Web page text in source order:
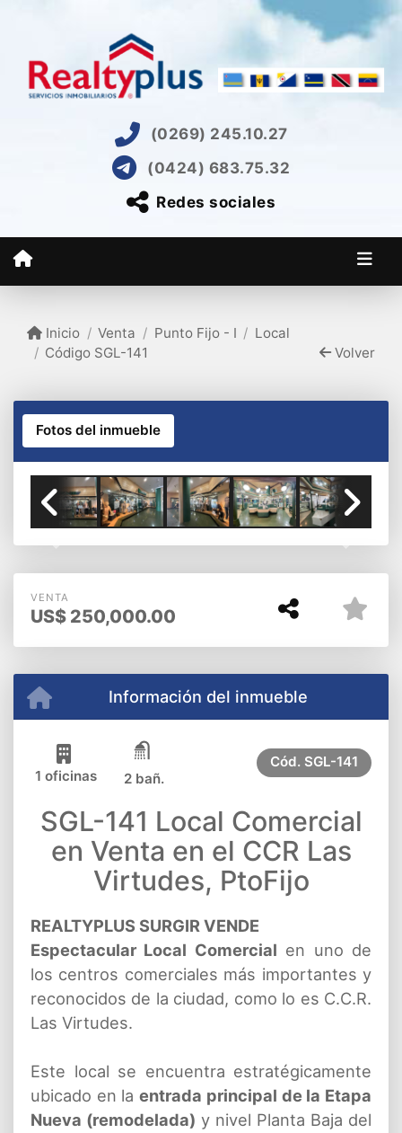
(0269) 245.10.27
(0424) 683.75.32
Redes sociales
Inicio Venta Punto Fijo - I
Local
Código SGL-141
Volver
Fotos del inmueble
VENTA
US$ 250,000.00
Información del inmueble
1 oficinas 2 bañ.
Cód. SGL-141
SGL-141 Local Comercial
en Venta en el CCR Las
Virtudes, PtoFijo
REALTYPLUS SURGIR VENDE
Espectacular Local Comercial en uno de
los centros comerciales más importantes y
reconocidos de la ciudad, como lo es C.C.R.
Las Virtudes.
Este local se encuentra estratégicamente
ubicado en laentrada principal de la Etapa
Nueva (remodelada) y nivel Planta Baja del